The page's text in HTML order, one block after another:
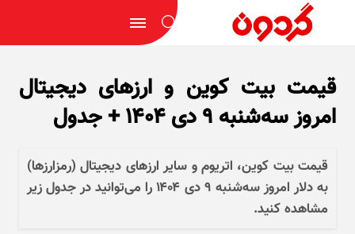
قیمت بیت کوین و ارز‌های دیجیتال
امروز سه‌شنبه ۹ دی ۱۴۰۴ + جدول
قیمت بیت کوین، اتریوم و سایر ارز‌های دیجیتال (رمزارزها)
به دلار امروز سه‌شنبه ۹ دی ۱۴۰۴ را می‌توانید در جدول زیر
مشاهده کنید.